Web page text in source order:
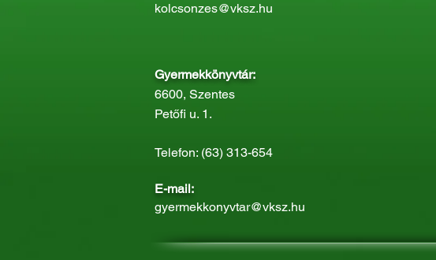
kolcsonzes@vksz.hu
Gyermekkönyvtár:
6600, Szentes
Petőfi u. 1.
Telefon: (63) 313-654
E-mail:
gyermekkonyvtar@vksz.hu